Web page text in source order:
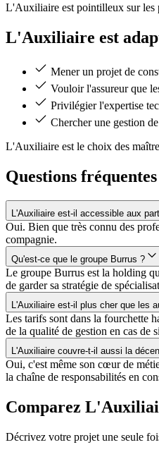
L'Auxiliaire est pointilleux sur les
L'Auxiliaire est
Mener un projet de
Vouloir l'assureur que
Privilégier l'expertise
Chercher une gestion
L'Auxiliaire est le choix des
Questions
L'Auxiliaire est-il accessible aux
Oui. Bien que très connu des
compagnie.
Qu'est-ce que le groupe Burrus ?
Le groupe Burrus est la holding
de garder sa stratégie de
L'Auxiliaire est-il plus cher que les
Les tarifs sont dans la fourchette
de la qualité de gestion en cas de
L'Auxiliaire couvre-t-il aussi la
Oui, c'est même son cœur de
la chaîne de responsabilités en
Comparez
Décrivez votre projet une seule